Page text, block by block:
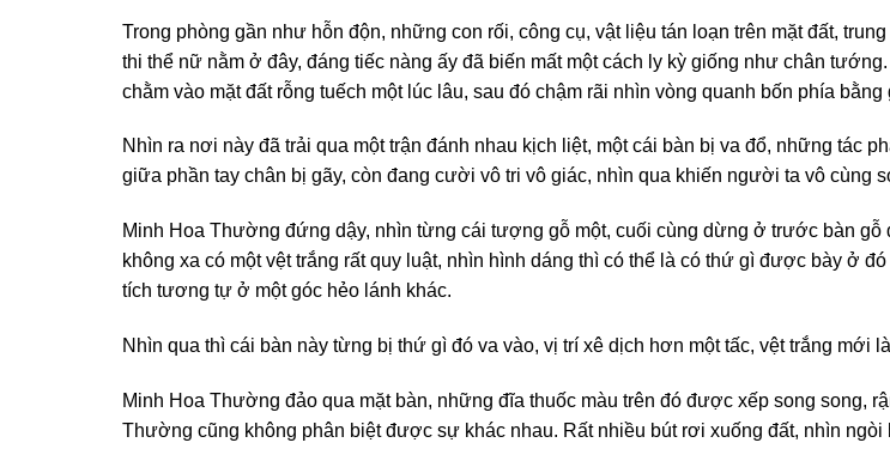
Trong phòng gần như hỗn độn, những con rối, công cụ, vật liệu tán loạn trên mặt đất,
thi thể nữ nằm ở đây, đáng tiếc nàng ấy đã biến mất một cách ly kỳ giống như chân
chằm vào mặt đất rỗng tuếch một lúc lâu, sau đó chậm rãi nhìn vòng quanh bốn phía bằng
Nhìn ra nơi này đã trải qua một trận đánh nhau kịch liệt, một cái bàn bị va đổ, những tác
giữa phần tay chân bị gãy, còn đang cười vô tri vô giác, nhìn qua khiến người ta vô cùng
Minh Hoa Thường đứng dậy, nhìn từng cái tượng gỗ một, cuối cùng dừng ở trước bàn
không xa có một vệt trắng rất quy luật, nhìn hình dáng thì có thể là có thứ gì được bày ở
tích tương tự ở một góc hẻo lánh khác.
Nhìn qua thì cái bàn này từng bị thứ gì đó va vào, vị trí xê dịch hơn một tấc, vệt trắng mới
Minh Hoa Thường đảo qua mặt bàn, những đĩa thuốc màu trên đó được xếp song song,
Thường cũng không phân biệt được sự khác nhau. Rất nhiều bút rơi xuống đất, nhìn ngòi